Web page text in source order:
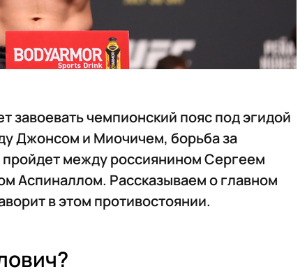
завоевать чемпионский пояс под эгидой
Джонсом и Миочичем, борьба за
между россиянином Сергеем
Аспиналлом. Рассказываем о главном
в этом противостоянии.